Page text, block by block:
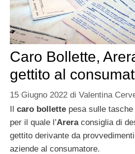
Caro Bollette,
gettito al
15 Giugno 2022 di Valentina
Il caro bollette pesa sulle
per il quale l’Areraconsiglia di
gettito derivante da
aziende al consumatore.